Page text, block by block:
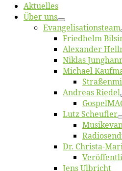
Ak­tu­el­les
Über uns
Evangelisa­tions­team
Fried­helm
Alex­an­der
Ni­klas
Mi­cha­el
An­dre­as Riedel
Lutz Scheuf­ler
Dr. Chris­­ta-
Jens Ulb­richt